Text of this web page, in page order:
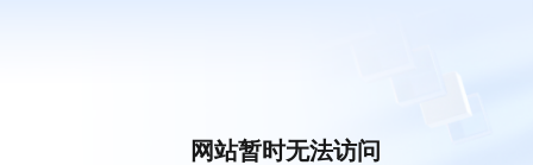
网站暂时无法访问